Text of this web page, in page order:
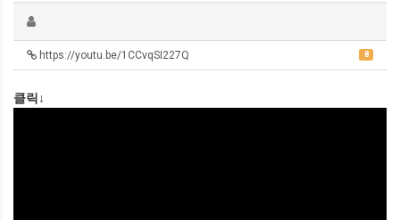
8
https://youtu.be/1CCvqSI227Q
클릭↓